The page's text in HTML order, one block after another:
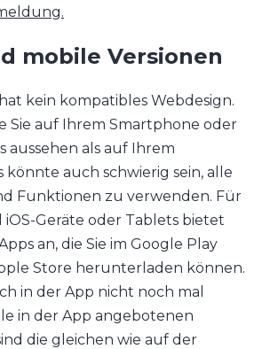
mobile Versionen
kein kompatibles Webdesign.
Sie auf Ihrem Smartphone oder
aussehen als auf Ihrem
könnte auch schwierig sein, alle
Funktionen zu verwenden. Für
Geräte oder Tablets bietet
an, die Sie im Google Play
Store herunterladen können.
in der App nicht noch mal
in der App angebotenen
die gleichen wie auf der